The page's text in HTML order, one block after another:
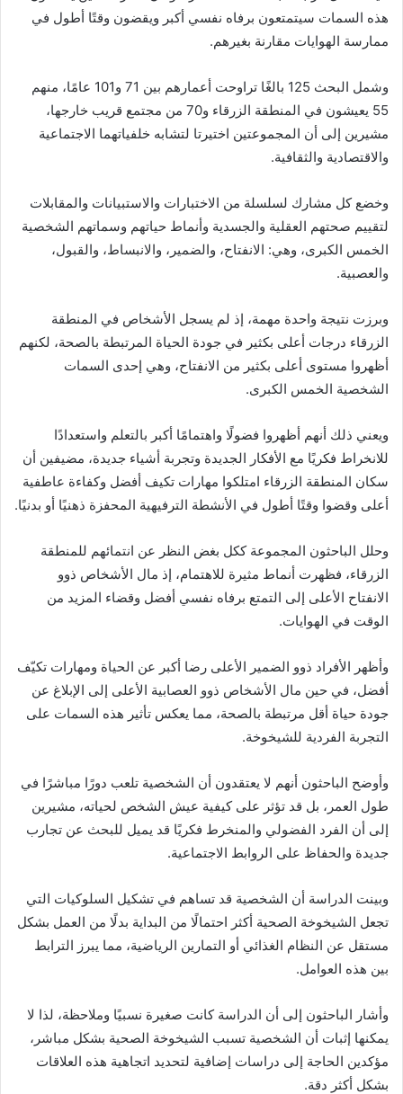
هذه السمات سيتمتعون برفاه نفسي أكبر ويقضون وقتًا أطول في
ممارسة الهوايات مقارنة بغيرهم.
وشمل البحث 125 بالغًا تراوحت أعمارهم بين 71 و101 عامًا، منهم
55 يعيشون في المنطقة الزرقاء و70 من مجتمع قريب خارجها،
مشيرين إلى أن المجموعتين اختيرتا لتشابه خلفياتهما الاجتماعية
والاقتصادية والثقافية.
وخضع كل مشارك لسلسلة من الاختبارات والاستبيانات والمقابلات
لتقييم صحتهم العقلية والجسدية وأنماط حياتهم وسماتهم الشخصية
الخمس الكبرى، وهي: الانفتاح، والضمير، والانبساط، والقبول،
والعصبية.
وبرزت نتيجة واحدة مهمة، إذ لم يسجل الأشخاص في المنطقة
الزرقاء درجات أعلى بكثير في جودة الحياة المرتبطة بالصحة، لكنهم
أظهروا مستوى أعلى بكثير من الانفتاح، وهي إحدى السمات
الشخصية الخمس الكبرى.
ويعني ذلك أنهم أظهروا فضولًا واهتمامًا أكبر بالتعلم واستعدادًا
للانخراط فكريًا مع الأفكار الجديدة وتجربة أشياء جديدة، مضيفين أن
سكان المنطقة الزرقاء امتلكوا مهارات تكيف أفضل وكفاءة عاطفية
أعلى وقضوا وقتًا أطول في الأنشطة الترفيهية المحفزة ذهنيًا أو بدنيًا.
وحلل الباحثون المجموعة ككل بغض النظر عن انتمائهم للمنطقة
الزرقاء، فظهرت أنماط مثيرة للاهتمام، إذ مال الأشخاص ذوو
الانفتاح الأعلى إلى التمتع برفاه نفسي أفضل وقضاء المزيد من
الوقت في الهوايات.
وأظهر الأفراد ذوو الضمير الأعلى رضا أكبر عن الحياة ومهارات تكيّف
أفضل، في حين مال الأشخاص ذوو العصابية الأعلى إلى الإبلاغ عن
جودة حياة أقل مرتبطة بالصحة، مما يعكس تأثير هذه السمات على
التجربة الفردية للشيخوخة.
وأوضح الباحثون أنهم لا يعتقدون أن الشخصية تلعب دورًا مباشرًا في
طول العمر، بل قد تؤثر على كيفية عيش الشخص لحياته، مشيرين
إلى أن الفرد الفضولي والمنخرط فكريًا قد يميل للبحث عن تجارب
جديدة والحفاظ على الروابط الاجتماعية.
وبينت الدراسة أن الشخصية قد تساهم في تشكيل السلوكيات التي
تجعل الشيخوخة الصحية أكثر احتمالًا من البداية بدلًا من العمل بشكل
مستقل عن النظام الغذائي أو التمارين الرياضية، مما يبرز الترابط
بين هذه العوامل.
وأشار الباحثون إلى أن الدراسة كانت صغيرة نسبيًا وملاحظة، لذا لا
يمكنها إثبات أن الشخصية تسبب الشيخوخة الصحية بشكل مباشر،
مؤكدين الحاجة إلى دراسات إضافية لتحديد اتجاهية هذه العلاقات
بشكل أكثر دقة.